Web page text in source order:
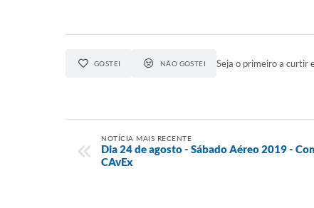
GOSTEI NÃO GOSTEI Seja o primeiro a curtir
NOTÍCIA MAIS RECENTE
Dia 24 de agosto - Sábado Aéreo 2019 -
CAvEx